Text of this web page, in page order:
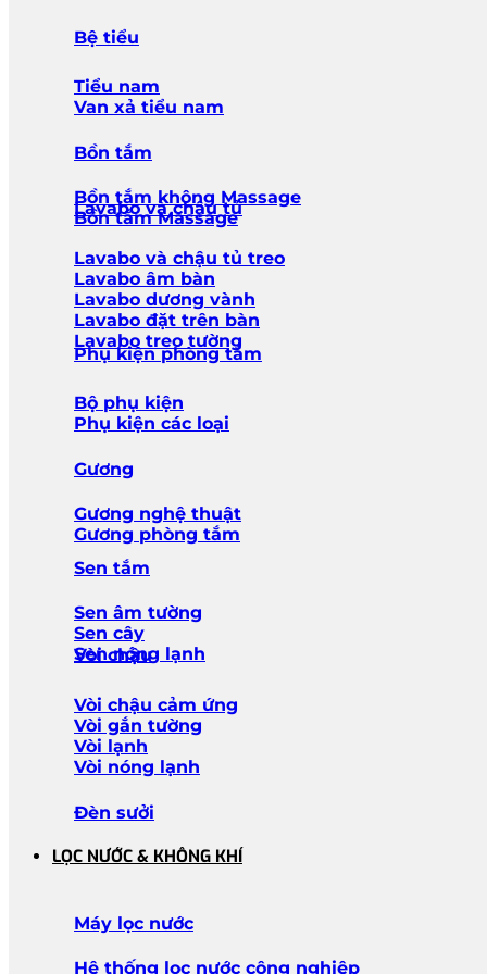
Bệ tiểu
Tiểu nam
Van xả tiểu nam
Bồn tắm
Bồn tắm không Massage
Bồn tắm Massage
Lavabo và chậu tủ
Lavabo và chậu tủ treo
Lavabo âm bàn
Lavabo dương vành
Lavabo đặt trên bàn
Lavabo treo tường
Phụ kiện phòng tắm
Bộ phụ kiện
Phụ kiện các loại
Gương
Gương nghệ thuật
Gương phòng tắm
Sen tắm
Sen âm tường
Sen cây
Sen nóng lạnh
Vòi chậu
Vòi chậu cảm ứng
Vòi gắn tường
Vòi lạnh
Vòi nóng lạnh
Đèn sưởi
LỌC NƯỚC & KHÔNG KHÍ
Máy lọc nước
Hệ thống lọc nước công nghiệp